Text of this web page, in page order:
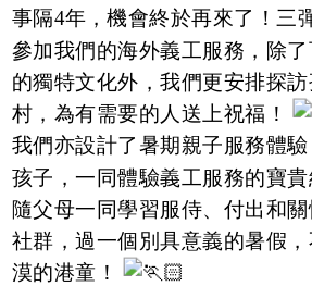
事隔4年，機會終於再來了！三
參加我們的海外義工服務，除
的獨特文化外，我們更安排探
村，為有需要的人送上祝福！
我們亦設計了暑期親子服務體
孩子，一同體驗義工服務的寶
隨父母一同學習服侍、付出和
社群，過一個別具意義的暑假
漠的港童！